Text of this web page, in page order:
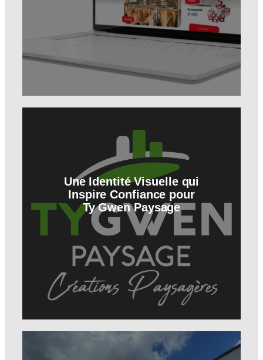
Une Identité Visuelle qui
Inspire Confiance pour
Ty Gwen Paysage